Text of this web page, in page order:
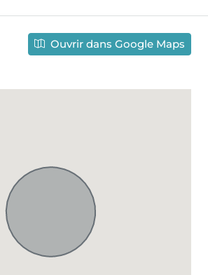
Ouvrir dans Google Maps